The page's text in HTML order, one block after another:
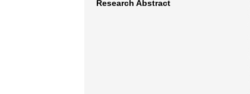
Research Abstract